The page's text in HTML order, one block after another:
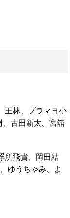
王林、ブラマヨ小
、古田新太、宮舘
所飛貴、岡田結
ゆうちゃみ、よ